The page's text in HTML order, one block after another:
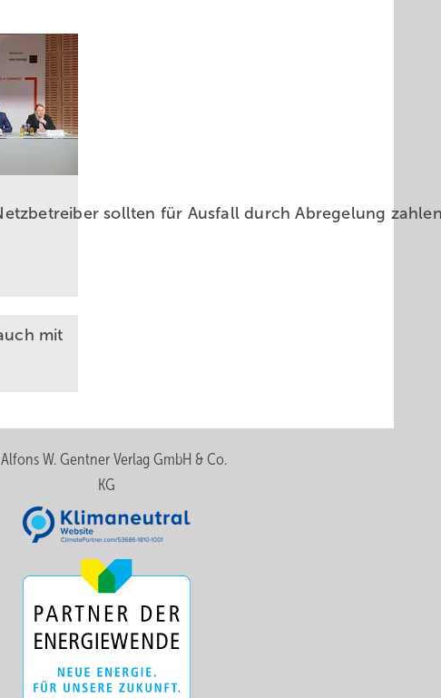
sollten für Ausfall durch Abregelung
mit
W. Gentner Verlag GmbH & Co.
KG